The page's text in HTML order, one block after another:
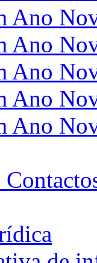
Ano
Ano
Ano
Ano
Ano